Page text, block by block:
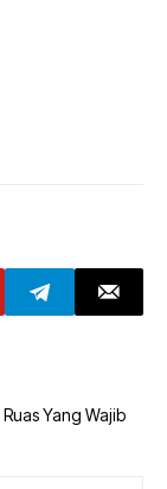
Ruas Yang Wajib